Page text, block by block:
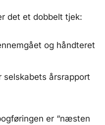
det et dobbelt tjek:
og håndteret
selskabets årsrapport
er “næsten